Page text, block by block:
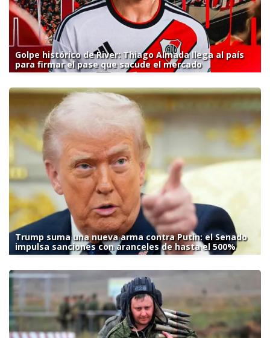
Golpe histórico de River: Thiago Almada llega al país
para firmar el pase que sacude el mercado
Trump suma una nueva arma contra Putin: el Senado
impulsa sanciones con aranceles de hasta el 500%